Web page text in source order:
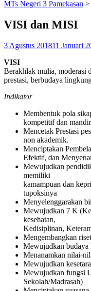
MTs Negeri 3 Pamekasan >
VISI dan MISI
3 Agustus 201811 Januari
VISI
Berakhlak mulia, moderasi
prestasi, berbudaya
Indikator
Membentuk pola
kompetitif dan
Mencetak Prestasi
non akademik.
Menciptakan
Efektif, dan
Mewujudkan
memiliki
kamampuan dan
tupoksinya
Menyelenggarakan
Mewujudkan 7 K
kesehatan,
Kedisiplinan,
Mengembangkan
Mewujudkan budaya
Menanamkan nilai-
Mewujudkan
Mewujudkan fungsi
Sekolah/Madrasah)